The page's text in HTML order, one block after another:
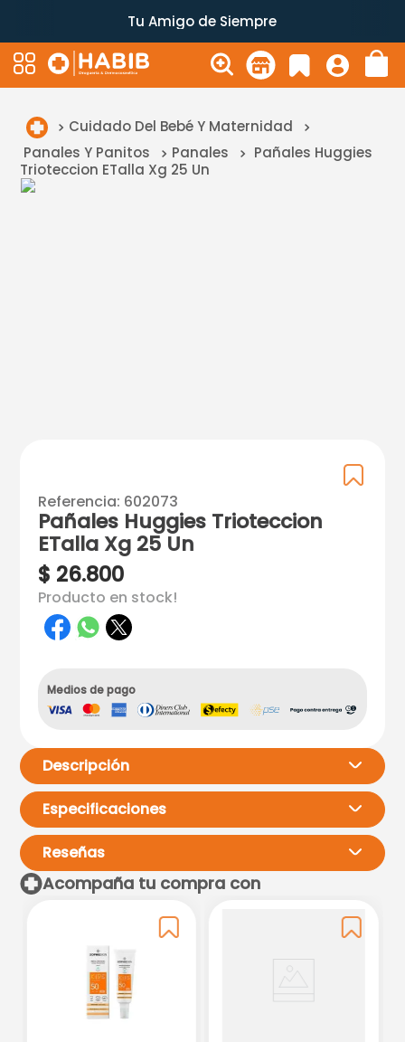
Tu Amigo de Siempre
Cuidado Del Bebé Y Maternidad
Panales Y Panitos
Panales
Pañales Huggies
Trioteccion ETalla Xg 25 Un
Referencia: 602073
Pañales Huggies Trioteccion
ETalla Xg 25 Un
$ 26.800
Producto en stock!
Medios de pago
Descripción
Especificaciones
Reseñas
Por favor, inicia sesión para
escribir un comentario.
Más reciente
Acompaña tu compra con